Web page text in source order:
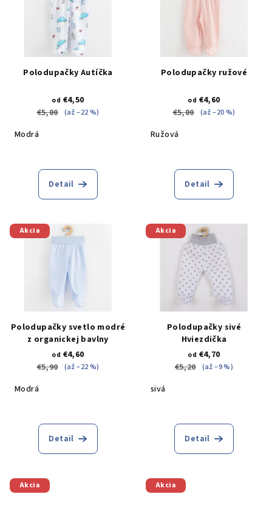
Polodupačky Autíčka
od €4,50
€5,80
(až –22 %)
Modrá
Detail
Polodupačky ružové
od €4,60
€5,80
(až –20 %)
Ružová
Detail
Akcia
Polodupačky svetlo modré
z organickej bavlny
od €4,60
€5,90
(až –22 %)
Modrá
Detail
Akcia
Polodupačky sivé
Hviezdička
od €4,70
€5,20
(až –9 %)
sivá
Detail
Akcia Akcia